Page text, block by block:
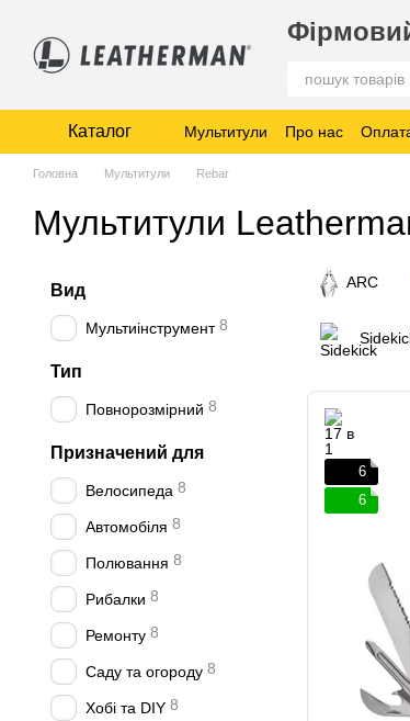
Каталог Мультитули Про нас
Головна Мультитули Rebar
Мультитули
ARC
6
6
Вид
Мультиінструмент 8
Тип
Повнорозмірний 8
Призначений для
Велосипеда 8
Автомобіля 8
Полювання 8
Рибалки 8
Ремонту 8
Саду та огороду 8
Хобі та DIY 8